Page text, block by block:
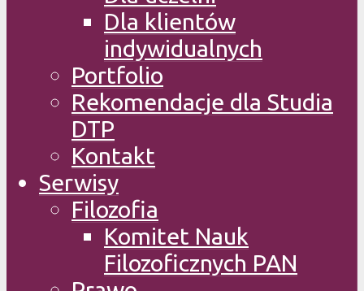
Dla klientów
indywidualnych
Portfolio
Rekomendacje dla Studia
DTP
Kontakt
Serwisy
Filozofia
Komitet Nauk
Filozoficznych PAN